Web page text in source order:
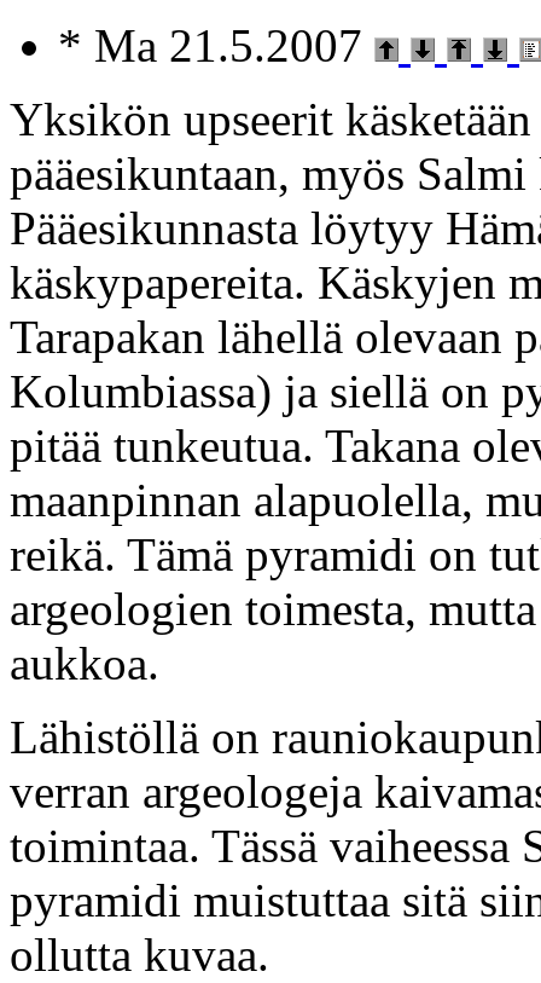
* Ma 21.5.2007
Yksikön upseerit
pääesikuntaan, myös
Pääesikunnasta löytyy
käskypapereita. Käskyjen
Tarapakan lähellä olevaan
Kolumbiassa) ja siellä on
pitää tunkeutua. Takana
maanpinnan alapuolella,
reikä. Tämä pyramidi on
argeologien toimesta,
aukkoa.
Lähistöllä on
verran argeologeja
toimintaa. Tässä vaiheessa
pyramidi muistuttaa sitä
ollutta kuvaa.